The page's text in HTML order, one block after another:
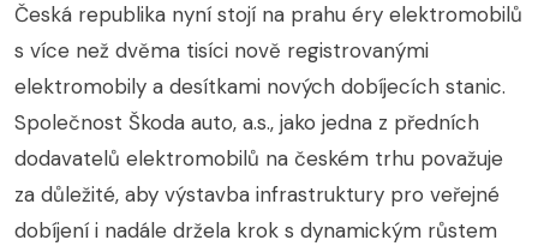
Česká republika nyní stojí na prahu éry elektromobilů
s více než dvěma tisíci nově registrovanými
elektromobily a desítkami nových dobíjecích stanic.
Společnost Škoda auto, a.s., jako jedna z předních
dodavatelů elektromobilů na českém trhu považuje
za důležité, aby výstavba infrastruktury pro veřejné
dobíjení i nadále držela krok s dynamickým růstem